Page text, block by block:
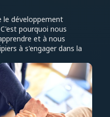
le développement
pourquoi nous
et à nous
à s'engager dans la